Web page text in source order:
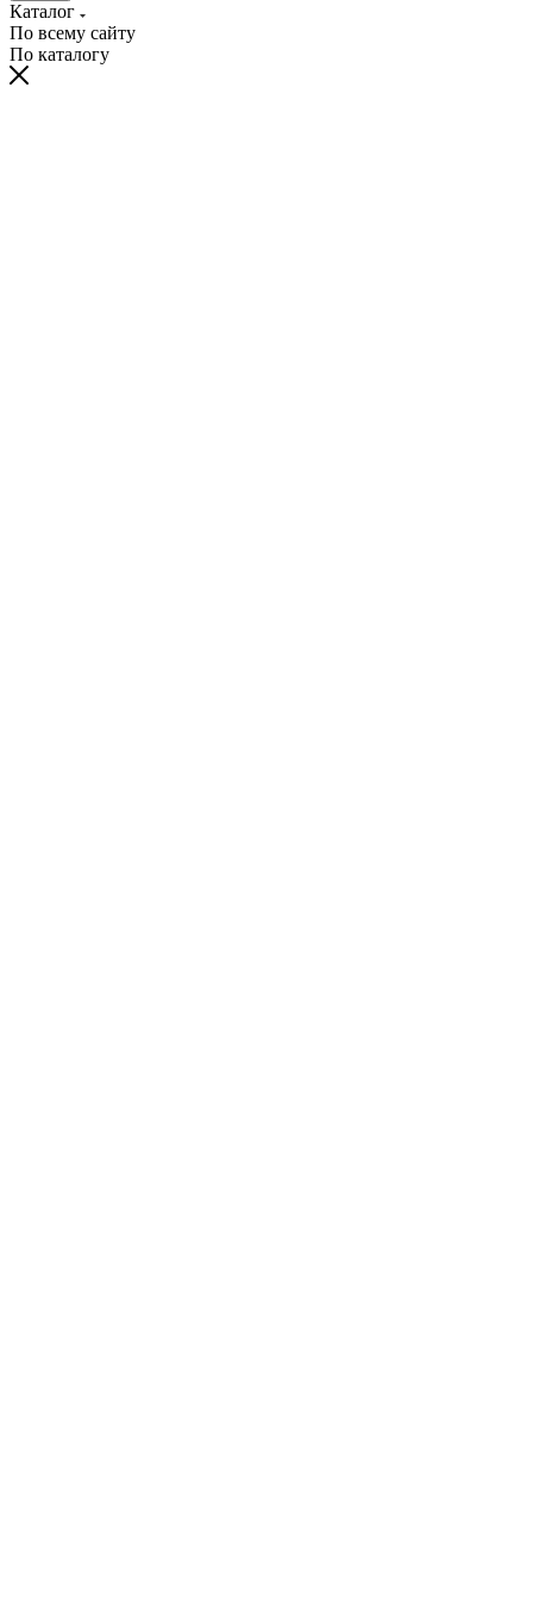
Каталог
По всему сайту
По каталогу